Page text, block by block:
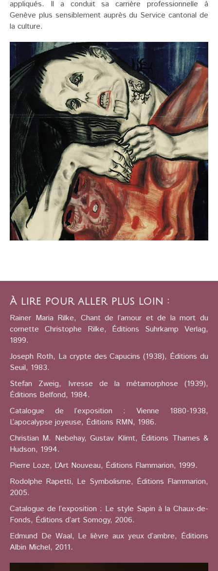
appliqués. Il a conduit sa carrière professionnelle à
Genève plus sensiblement auprès du Service cantonal de
la culture.
À lire pour aller plus loin :
Rainer Maria Rilke, Chant de l’amour et de la mort du
cornette Christophe Rilke, Éditions Suhrkamp Verlag,
1899.
Joseph Roth, La crypte des Capucins (1938), Éditions du
Seuil, 1983.
Stefan Zweig, Ivresse de la métamorphose (1939),
Éditions Belfond, 1984.
Catalogue de l’exposition : Vienne 1880-1938,
L’apocalypse joyeuse, Éditions RMN, 1986.
Christian M. Nebehay, Gustav Klimt, Éditions Thames &
Hudson, 1994.
Pierre Loze, L’Art Nouveau, Éditions Flammarion, 1999.
Rodolphe Rapetti, Le Symbolisme, Éditions Flammarion,
2005.
Catalogue de l’exposition : Le style Sapin à la Chaux-de-
Fonds, Éditions d’art Somogy, 2006.
Edmund De Waal, Le lièvre aux yeux d’ambre, Éditions
Albin Michel, 2011.